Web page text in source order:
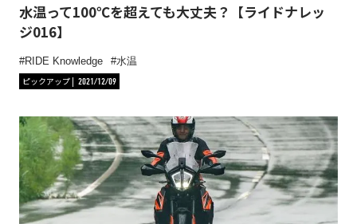
水温って100℃を超えても大丈夫？【ライドナレッ
ジ016】
RIDE Knowledge
水温
ピックアップ
2021/12/09